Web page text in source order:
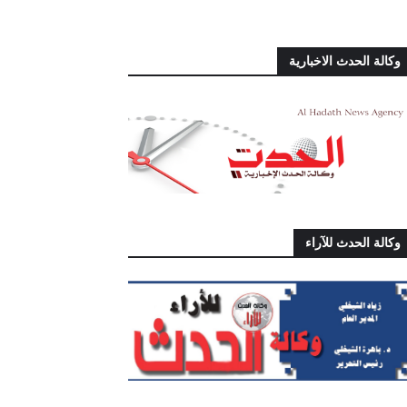
وكالة الحدث الاخبارية
وكالة الحدث للآراء